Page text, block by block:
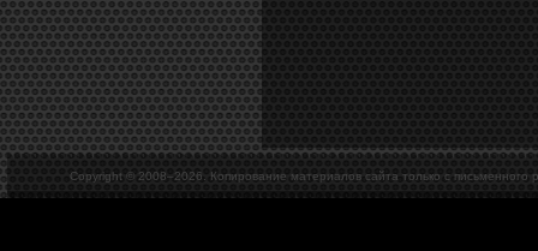
Copyright © 2008–2026. Копирование материалов сайта только с